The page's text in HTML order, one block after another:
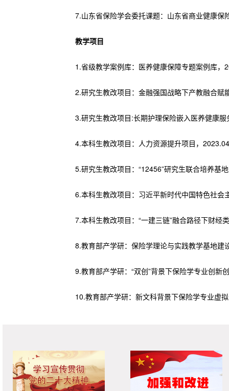
7.山东省保险学会委托课题：山东省商业健康
教学项目
1.省级教学案例库：医养健康保障专题案例库
2.研究生教改项目：金融强国战略下产教融合
3.研究生教改项目:长期护理保险嵌入医养健康
4.本科生教改项目：人力资源提升项目，
5.研究生教改项目：“12456”研究生联合培养基
6.本科生教改项目：习近平新时代中国特色社
7.本科生教改项目：“一建三链”融合路径下财
8.教育部产学研：保险学理论与实践教学基地
9.教育部产学研：“双创”背景下保险学专业创
10.教育部产学研：新文科背景下保险学专业虚